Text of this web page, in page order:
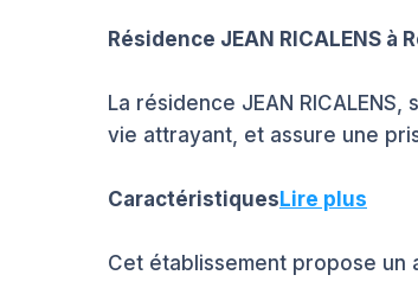
Résidence JEAN RICALENS à
La résidence JEAN
vie attrayant, et assure une
CaractéristiquesLire plus
Cet établissement propose un